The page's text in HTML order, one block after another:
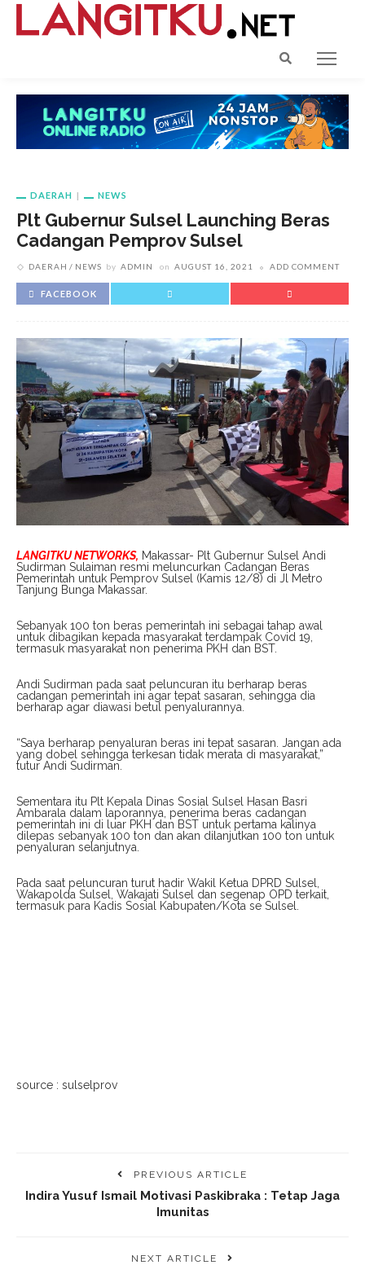
DAERAH NEWS
Plt Gubernur Sulsel Launching Beras
Cadangan Pemprov Sulsel
DAERAH NEWS by ADMIN on AUGUST 16, 2021 ADD COMMENT
FACEBOOK
LANGITKU NETWORKS, Makassar- Plt Gubernur Sulsel Andi
Sudirman Sulaiman resmi meluncurkan Cadangan Beras
Pemerintah untuk Pemprov Sulsel (Kamis 12/8) di Jl Metro
Tanjung Bunga Makassar.
Sebanyak 100 ton beras pemerintah ini sebagai tahap awal
untuk dibagikan kepada masyarakat terdampak Covid 19,
termasuk masyarakat non penerima PKH dan BST.
Andi Sudirman pada saat peluncuran itu berharap beras
cadangan pemerintah ini agar tepat sasaran, sehingga dia
berharap agar diawasi betul penyalurannya.
“Saya berharap penyaluran beras ini tepat sasaran. Jangan ada
yang dobel sehingga terkesan tidak merata di masyarakat,”
tutur Andi Sudirman.
Sementara itu Plt Kepala Dinas Sosial Sulsel Hasan Basri
Ambarala dalam laporannya, penerima beras cadangan
pemerintah ini di luar PKH dan BST untuk pertama kalinya
dilepas sebanyak 100 ton dan akan dilanjutkan 100 ton untuk
penyaluran selanjutnya.
Pada saat peluncuran turut hadir Wakil Ketua DPRD Sulsel,
Wakapolda Sulsel, Wakajati Sulsel dan segenap OPD terkait,
termasuk para Kadis Sosial Kabupaten/Kota se Sulsel.
source : sulselprov
PREVIOUS ARTICLE
Indira Yusuf Ismail Motivasi Paskibraka : Tetap Jaga
Imunitas
NEXT ARTICLE